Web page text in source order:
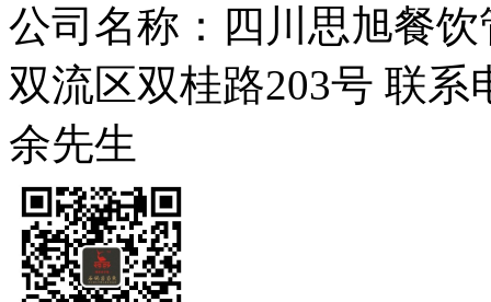
公司名称：四川思旭餐
双流区双桂路203号 联系
余先生